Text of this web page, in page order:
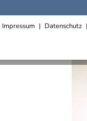
Impressum Datenschutz